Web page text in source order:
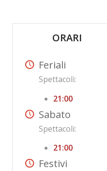
ORARI
Feriali
Spettacoli:
21:00
Sabato
Spettacoli:
21:00
Festivi